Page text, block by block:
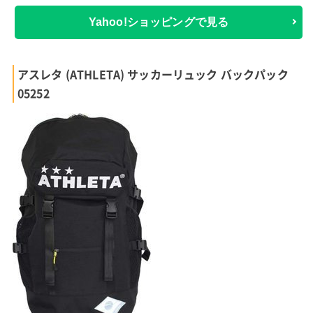
Yahoo!ショッピングで見る
アスレタ (ATHLETA) サッカーリュック バックパック
05252